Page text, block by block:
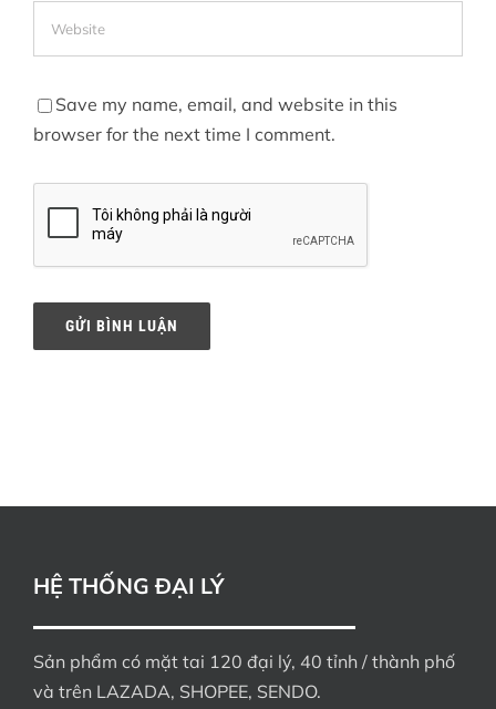
Save my name, email, and website in this
browser for the next time I comment.
HỆ THỐNG ĐẠI LÝ
Sản phẩm có mặt tai 120 đại lý, 40 tỉnh / thành phố
và trên LAZADA, SHOPEE, SENDO.